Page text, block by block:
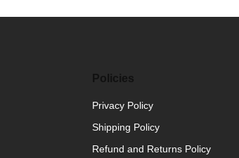
Policies
Privacy Policy
Shipping Policy
Refund and Returns Policy